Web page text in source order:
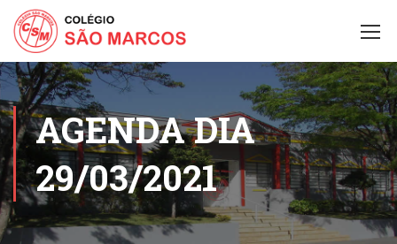
AGENDA DIA
29/03/2021